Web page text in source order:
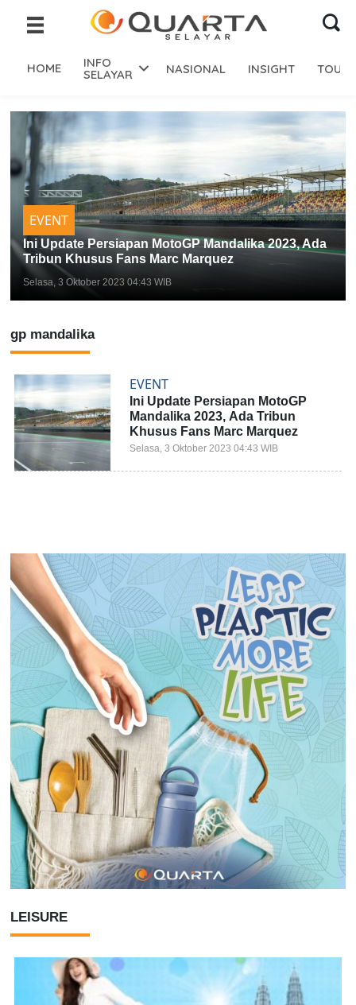
HOME INFO
SELAYAR NASIONAL INSIGHT
EVENT
Ini Update Persiapan MotoGP Mandalika 2023, Ada
Tribun Khusus Fans Marc Marquez
Selasa, 3 Oktober 2023 04:43 WIB
LEISURE
gp mandalika
EVENT
Ini Update Persiapan MotoGP
Mandalika 2023, Ada Tribun
Khusus Fans Marc Marquez
Selasa, 3 Oktober 2023 04:43 WIB